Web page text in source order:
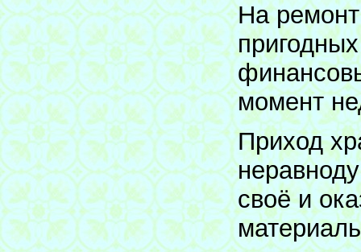
На
момент
Приход
своё и